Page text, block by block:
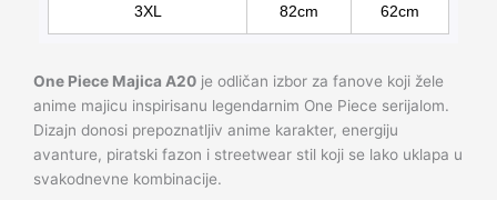
3XL 82cm 62cm
One Piece Majica A20 je odličan izbor za fanove koji žele
anime majicu inspirisanu legendarnim One Piece serijalom.
Dizajn donosi prepoznatljiv anime karakter, energiju
avanture, piratski fazon i streetwear stil koji se lako uklapa u
svakodnevne kombinacije.